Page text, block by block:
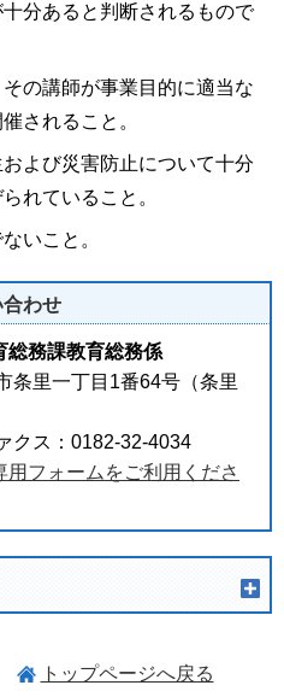
分あると判断されるもので
の講師が事業目的に適当な
されること。
よび災害防止について十分
れていること。
いこと。
わせ
総務課教育総務係
里一丁目1番64号（条里
クス：0182-32-4034
フォームをご利用くださ
トップページへ戻る